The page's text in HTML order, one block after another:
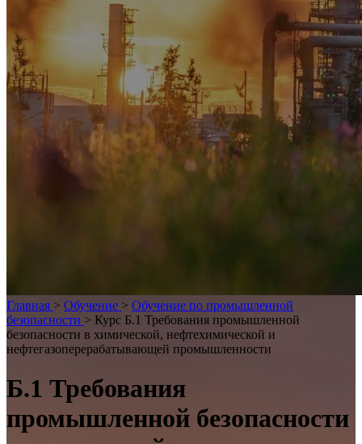
Главная > Обучение > Обучение по промышленной
безопасности > Курс Б.1 Требования промышленной
безопасности в химической, нефтехимической и
нефтегазоперерабатывающей промышленности
Б.1 Требования
промышленной безопасности